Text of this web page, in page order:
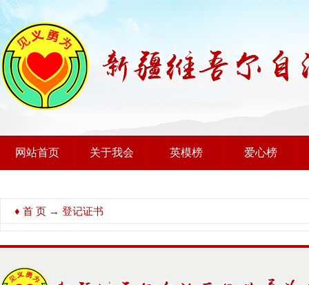
网站首页 关于我会 英模榜 爱心榜
♦ 首 页 → 登记证书